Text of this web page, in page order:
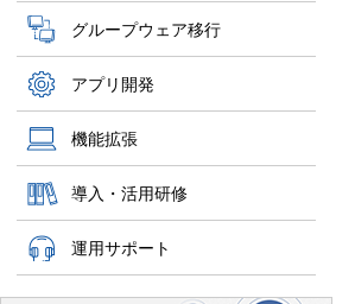
グループウェア移行
アプリ開発
機能拡張
導入・活用研修
運用サポート